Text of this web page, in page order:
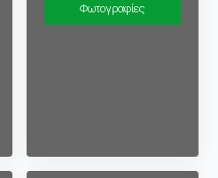
Φωτογραφίες